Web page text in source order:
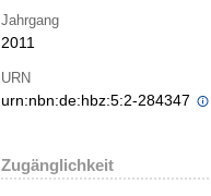
Jahrgang
2011
URN
urn:nbn:de:hbz:5:2-284347
Zugänglichkeit